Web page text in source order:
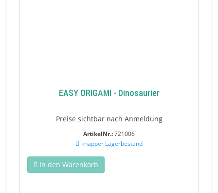
EASY ORIGAMI - Dinosaurier
Preise sichtbar nach Anmeldung
ArtikelNr.:721006
knapper Lagerbestand
In den Warenkorb